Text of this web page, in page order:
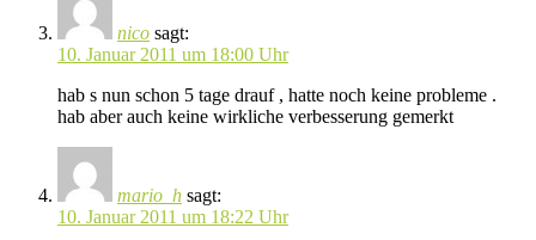
nico sagt:
10. Januar 2011 um 18:00 Uhr
hab s nun schon 5 tage drauf , hatte noch keine probleme .
hab aber auch keine wirkliche verbesserung gemerkt
mario_h sagt:
10. Januar 2011 um 18:22 Uhr